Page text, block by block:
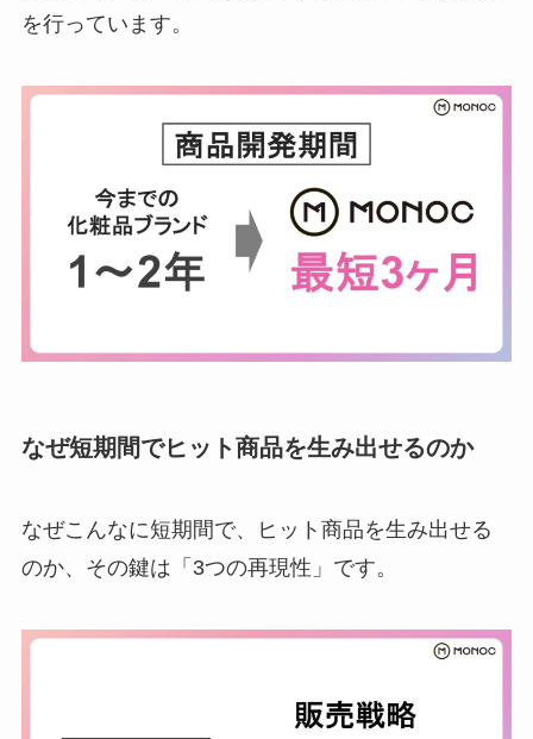
を行っています。
なぜ短期間でヒット商品を生み出せるのか
なぜこんなに短期間で、ヒット商品を生み出せる
のか、その鍵は「3つの再現性」です。